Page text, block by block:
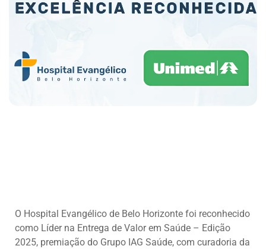
O Hospital Evangélico de Belo Horizonte foi reconhecido
como Líder na Entrega de Valor em Saúde – Edição
2025, premiação do Grupo IAG Saúde, com curadoria da